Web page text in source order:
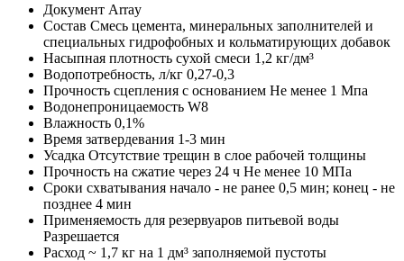
Документ Array
Состав Смесь цемента, минеральных заполнителей и
специальных гидрофобных и кольматирующих добавок
Насыпная плотность сухой смеси 1,2 кг/дм³
Водопотребность, л/кг 0,27-0,3
Прочность сцепления с основанием Не менее 1 Мпа
Водонепроницаемость W8
Влажность 0,1%
Время затвердевания 1-3 мин
Усадка Отсутствие трещин в слое рабочей толщины
Прочность на сжатие через 24 ч Не менее 10 МПа
Сроки схватывания начало - не ранее 0,5 мин; конец - не
позднее 4 мин
Применяемость для резервуаров питьевой воды
Разрешается
Расход ~ 1,7 кг на 1 дм³ заполняемой пустоты